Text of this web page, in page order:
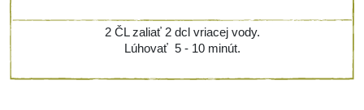
2 ČL zaliať 2 dcl vriacej vody.
Lúhovať 5 - 10 minút.